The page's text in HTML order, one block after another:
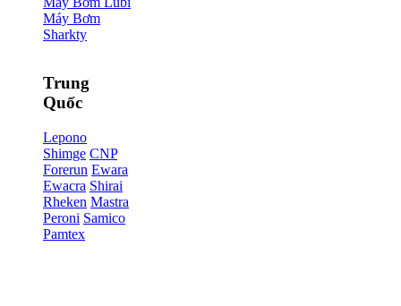
Máy Bơm
Sharkty
Trung
Quốc
Lepono
Shimge CNP
Forerun Ewara
Ewacra Shirai
Rheken Mastra
Peroni Samico
Pamtex